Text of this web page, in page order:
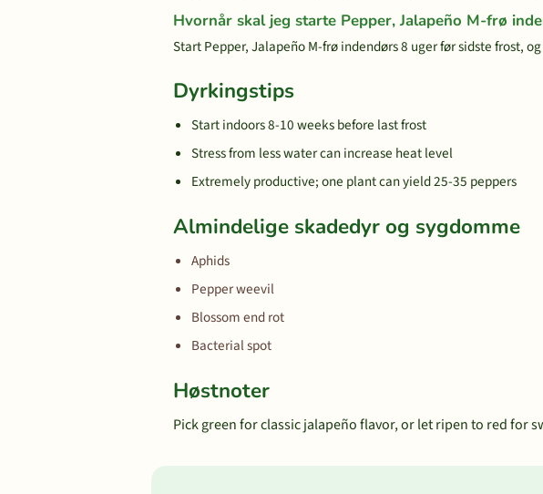
Hvornår skal jeg starte Pepper, Jalapeño M-frø
Start Pepper, Jalapeño M-frø indendørs 8 uger før sidste frost,
Dyrkingstips
Start indoors 8-10 weeks before last frost
Stress from less water can increase heat level
Extremely productive; one plant can yield 25-35 peppers
Almindelige skadedyr og sygdomme
Aphids
Pepper weevil
Blossom end rot
Bacterial spot
Høstnoter
Pick green for classic jalapeño flavor, or let ripen to red for